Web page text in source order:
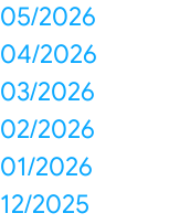
05/2026
04/2026
03/2026
02/2026
01/2026
12/2025